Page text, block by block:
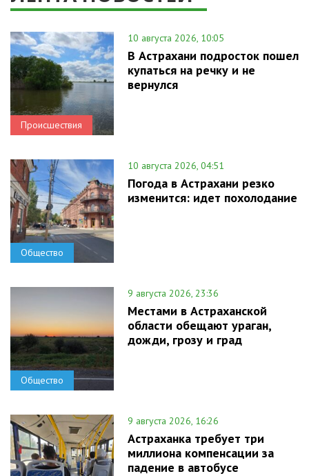
Происшествия
10 августа 2026, 10:05
В Астрахани подросток пошел
купаться на речку и не
вернулся
Общество
10 августа 2026, 04:51
Погода в Астрахани резко
изменится: идет похолодание
Общество
9 августа 2026, 23:36
Местами в Астраханской
области обещают ураган,
дожди, грозу и град
9 августа 2026, 16:26
Астраханка требует три
миллиона компенсации за
падение в автобусе